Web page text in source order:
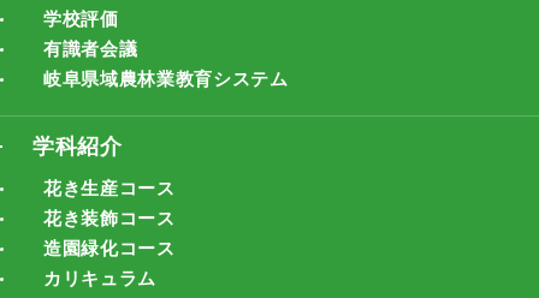
学校評価
有識者会議
岐阜県域農林業教育システム
学科紹介
花き生産コース
花き装飾コース
造園緑化コース
カリキュラム